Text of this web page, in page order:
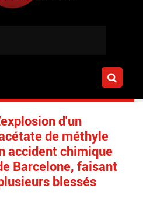
d'un
de méthyle
accident chimique
Barcelone, faisant
blessés